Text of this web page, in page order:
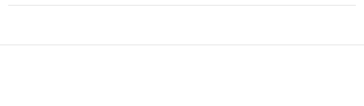
ゲ
ー